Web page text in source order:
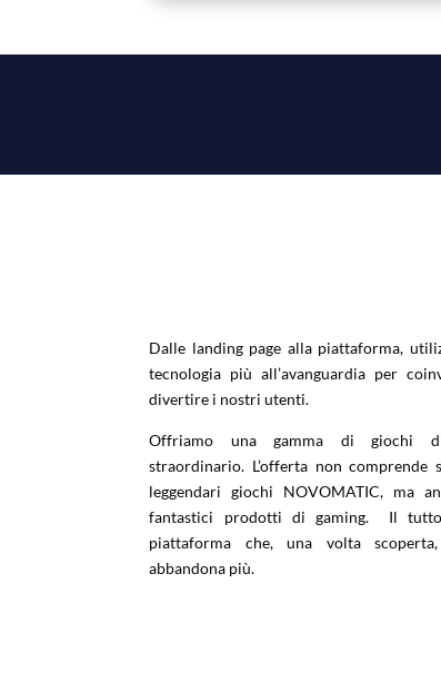
Dalle landing page alla piattaforma,
tecnologia più all’avanguardia per
divertire i nostri utenti.
Offriamo una gamma di giochi
straordinario. L’offerta non comprende
leggendari giochi NOVOMATIC, ma
fantastici prodotti di gaming. Il
piattaforma che, una volta
abbandona più.